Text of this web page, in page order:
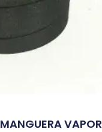
MANGUERA VAPOR